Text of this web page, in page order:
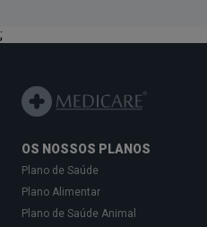
;
OS NOSSOS PLANOS
Plano de Saúde
Plano Alimentar
Plano de Saúde Animal